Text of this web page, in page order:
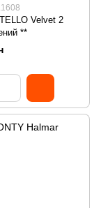
Velvet 2
**